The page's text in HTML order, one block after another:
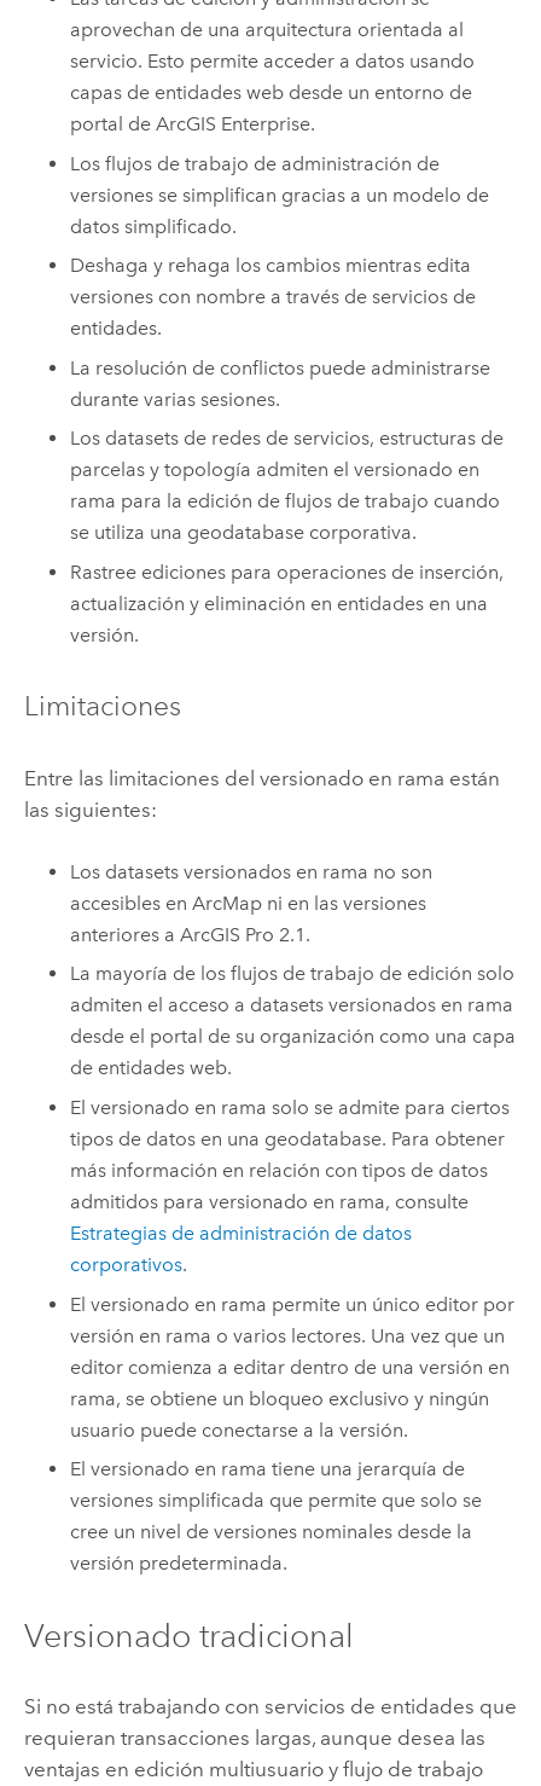
aprovechan de una arquitectura orientada al
servicio. Esto permite acceder a datos usando
capas de entidades web desde un entorno de
portal deArcGIS Enterprise.
Los flujos de trabajo de administración de
versiones se simplifican gracias a un modelo de
datos simplificado.
Deshaga y rehaga los cambios mientras edita
versiones con nombre a través de servicios de
entidades.
La resolución de conflictos puede administrarse
durante varias sesiones.
Los datasets de redes de servicios, estructuras de
parcelas y topología admiten el versionado en
rama para la edición de flujos de trabajo cuando
se utiliza una geodatabase corporativa.
Rastree ediciones para operaciones de inserción,
actualización y eliminación en entidades en una
versión.
Limitaciones
Entre las limitaciones del versionado en rama están
las siguientes:
Los datasets versionados en rama no son
accesibles enArcMap ni en las versiones
anteriores aArcGIS Pro 2.1 .
La mayoría de los flujos de trabajo de edición solo
admiten el acceso a datasets versionados en rama
desde el portal de su organización como una capa
de entidades web.
El versionado en rama solo se admite para ciertos
tipos de datos en una geodatabase. Para obtener
más información en relación con tipos de datos
admitidos para versionado en rama, consulte
Estrategias de administración de datos
corporativos.
El versionado en rama permite un único editor por
versión en rama o varios lectores. Una vez que un
editor comienza a editar dentro de una versión en
rama, se obtiene un bloqueo exclusivo y ningún
usuario puede conectarse a la versión.
El versionado en rama tiene una jerarquía de
versiones simplificada que permite que solo se
cree un nivel de versiones nominales desde la
versión predeterminada.
Versionado tradicional
Si no está trabajando con servicios de entidades que
requieran transacciones largas, aunque desea las
ventajas en edición multiusuario y flujo de trabajo